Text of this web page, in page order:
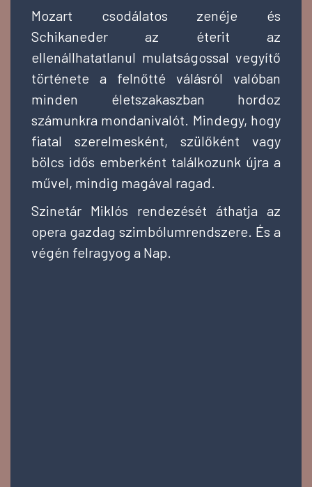
Mozart csodálatos zenéje és
Schikaneder az éterit az
ellenállhatatlanul mulatságossal vegyítő
története a felnőtté válásról valóban
minden életszakaszban hordoz
számunkra mondanivalót. Mindegy, hogy
fiatal szerelmesként, szülőként vagy
bölcs idős emberként találkozunk újra a
művel, mindig magával ragad.
Szinetár Miklós rendezését áthatja az
opera gazdag szimbólumrendszere. És a
végén felragyog a Nap.